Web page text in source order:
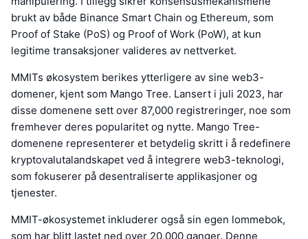
brukt av både Binance Smart Chain og Ethereum, som
Proof of Stake (PoS) og Proof of Work (PoW), at kun
legitime transaksjoner valideres av nettverket.
MMITs økosystem berikes ytterligere av sine web3-
domener, kjent som Mango Tree. Lansert i juli 2023, har
disse domenene sett over 87,000 registreringer, noe som
fremhever deres popularitet og nytte. Mango Tree-
domenene representerer et betydelig skritt i å redefinere
kryptovalutalandskapet ved å integrere web3-teknologi,
som fokuserer på desentraliserte applikasjoner og
tjenester.
MMIT-økosystemet inkluderer også sin egen lommebok,
som har blitt lastet ned over 20,000 ganger. Denne